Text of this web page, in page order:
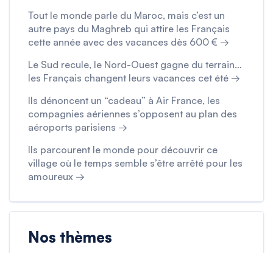
Tout le monde parle du Maroc, mais c’est un
autre pays du Maghreb qui attire les Français
cette année avec des vacances dès 600 € →
Le Sud recule, le Nord-Ouest gagne du terrain…
les Français changent leurs vacances cet été →
Ils dénoncent un “cadeau” à Air France, les
compagnies aériennes s’opposent au plan des
aéroports parisiens →
Ils parcourent le monde pour découvrir ce
village où le temps semble s’être arrêté pour les
amoureux →
Nos thèmes